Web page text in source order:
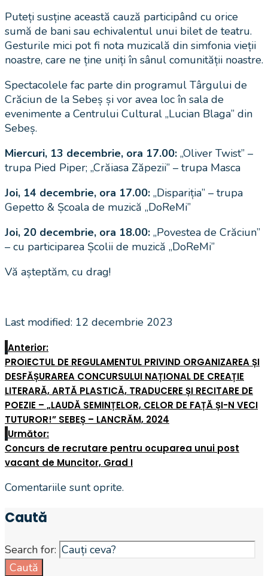
Puteți susține această cauză participând cu orice
sumă de bani sau echivalentul unui bilet de teatru.
Gesturile mici pot fi nota muzicală din simfonia vieții
noastre, care ne ține uniți în sânul comunității noastre.
Spectacolele fac parte din programul Târgului de
Crăciun de la Sebeș și vor avea loc în sala de
evenimente a Centrului Cultural „Lucian Blaga” din
Sebeș.
Miercuri, 13 decembrie, ora 17.00: „Oliver Twist” –
trupa Pied Piper; „Crăiasa Zăpezii” – trupa Masca
Joi, 14 decembrie, ora 17.00: „Dispariția” – trupa
Gepetto & Școala de muzică „DoReMi”
Joi, 20 decembrie, ora 18.00: „Povestea de Crăciun”
– cu participarea Școlii de muzică „DoReMi”
Vă așteptăm, cu drag!
Last modified: 12 decembrie 2023
Anterior:
PROIECTUL DE REGULAMENTUL PRIVIND ORGANIZAREA ȘI
DESFĂȘURAREA CONCURSULUI NAȚIONAL DE CREAȚIE
LITERARĂ, ARTĂ PLASTICĂ, TRADUCERE ȘI RECITARE DE
POEZIE – „LAUDĂ SEMINȚELOR, CELOR DE FAȚĂ ȘI-N VECI
TUTUROR!” SEBEȘ – LANCRĂM, 2024
Următor:
Concurs de recrutare pentru ocuparea unui post
vacant de Muncitor, Grad I
Comentariile sunt oprite.
Caută
Search for:
Caută